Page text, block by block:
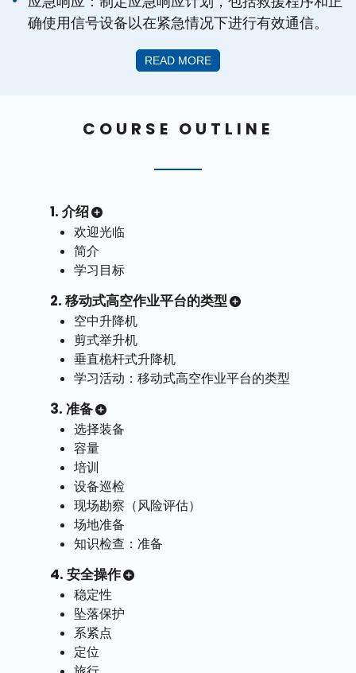
确使用信号设备以在紧急情况下进行有效通信。
READ MORE
COURSE OUTLINE
1. 介绍
欢迎光临
简介
学习目标
2. 移动式高空作业平台的类型
空中升降机
剪式举升机
垂直桅杆式升降机
学习活动：移动式高空作业平台的类型
3. 准备
选择装备
容量
培训
设备巡检
现场勘察（风险评估）
场地准备
知识检查：准备
4. 安全操作
稳定性
坠落保护
系紧点
定位